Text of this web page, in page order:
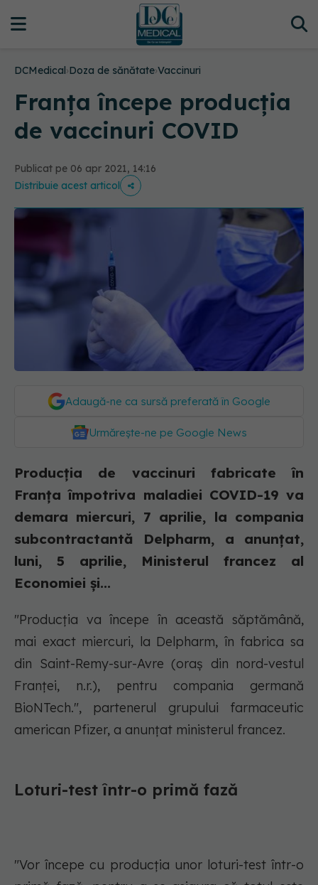
DCMedical›Doza de sănătate›Vaccinuri
Franţa începe producţia
de vaccinuri COVID
Publicat pe 06 apr 2021, 14:16
Distribuie acest articol
Adaugă-ne ca sursă preferată în Google
Urmărește-ne pe Google News
Producţia de vaccinuri fabricate în
Franţa împotriva maladiei COVID-19 va
demara miercuri, 7 aprilie, la compania
subcontractantă Delpharm, a anunţat,
luni, 5 aprilie, Ministerul francez al
Economiei şi...
"Producţia va începe în această săptămână,
mai exact miercuri, la Delpharm, în fabrica sa
din Saint-Remy-sur-Avre (oraş din nord-vestul
Franţei, n.r.), pentru compania germană
BioNTech.", partenerul grupului farmaceutic
american Pfizer, a anunţat ministerul francez.
Loturi-test într-o primă fază
"Vor începe cu producţia unor loturi-test într-o